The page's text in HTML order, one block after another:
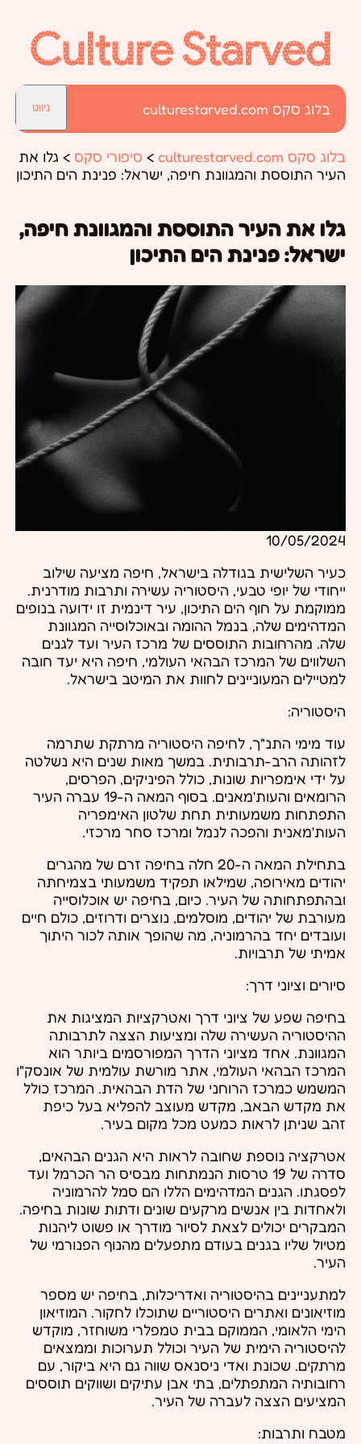
בלוג סקס culturestarved.com ניווט
בלוג סקס culturestarved.com > סיפורי סקס > גלו את
העיר התוססת והמגוונת חיפה, ישראל: פנינת הים התיכון
גלו את העיר התוססת והמגוונת חיפה,
ישראל: פנינת הים התיכון
10/05/2024
כעיר השלישית בגודלה בישראל, חיפה מציעה שילוב
ייחודי של יופי טבעי, היסטוריה עשירה ותרבות מודרנית.
ממוקמת על חוף הים התיכון, עיר דינמית זו ידועה בנופים
המדהימים שלה, בנמל ההומה ובאוכלוסייה המגוונת
שלה. מהרחובות התוססים של מרכז העיר ועד לגנים
השלווים של המרכז הבהאי העולמי, חיפה היא יעד חובה
למטיילים המעוניינים לחוות את המיטב בישראל.
היסטוריה:
עוד מימי התנ"ך, לחיפה היסטוריה מרתקת שתרמה
לזהותה הרב-תרבותית. במשך מאות שנים היא נשלטה
על ידי אימפריות שונות, כולל הפיניקים, הפרסים,
הרומאים והעות'מאנים. בסוף המאה ה-19 עברה העיר
התפתחות משמעותית תחת שלטון האימפריה
העות'מאנית והפכה לנמל ומרכז סחר מרכזי.
בתחילת המאה ה-20 חלה בחיפה זרם של מהגרים
יהודים מאירופה, שמילאו תפקיד משמעותי בצמיחתה
ובהתפתחותה של העיר. כיום, בחיפה יש אוכלוסייה
מעורבת של יהודים, מוסלמים, נוצרים ודרוזים, כולם חיים
ועובדים יחד בהרמוניה, מה שהופך אותה לכור היתוך
אמיתי של תרבויות.
סיורים וציוני דרך:
בחיפה שפע של ציוני דרך ואטרקציות המציגות את
ההיסטוריה העשירה שלה ומציעות הצצה לתרבותה
המגוונת. אחד מציוני הדרך המפורסמים ביותר הוא
המרכז הבהאי העולמי, אתר מורשת עולמית של אונסק"ו
המשמש כמרכז הרוחני של הדת הבהאית. המרכז כולל
את מקדש הבאב, מקדש מעוצב להפליא בעל כיפת
זהב שניתן לראות כמעט מכל מקום בעיר.
אטרקציה נוספת שחובה לראות היא הגנים הבהאים,
סדרה של 19 טרסות הנמתחות מבסיס הר הכרמל ועד
לפסגתו. הגנים המדהימים הללו הם סמל להרמוניה
ולאחדות בין אנשים מרקעים שונים ודתות שונות בחיפה.
המבקרים יכולים לצאת לסיור מודרך או פשוט ליהנות
מטיול שליו בגנים בעודם מתפעלים מהנוף הפנורמי של
העיר.
למתעניינים בהיסטוריה ואדריכלות, בחיפה יש מספר
מוזיאונים ואתרים היסטוריים שתוכלו לחקור. המוזיאון
הימי הלאומי, הממוקם בבית טמפלרי משוחזר, מוקדש
להיסטוריה הימית של העיר וכולל תערוכות וממצאים
מרתקים. שכונת ואדי ניסנאס שווה גם היא ביקור, עם
רחובותיה המתפתלים, בתי אבן עתיקים ושווקים תוססים
המציעים הצצה לעברה של העיר.
מטבח ותרבות: